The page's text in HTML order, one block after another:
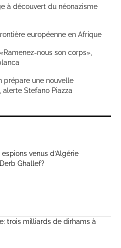
à découvert du néonazisme
européenne en Afrique
nous son corps»,
prépare une nouvelle
Stefano Piazza
venus d’Algérie
Ghallef?
trois milliards de dirhams à